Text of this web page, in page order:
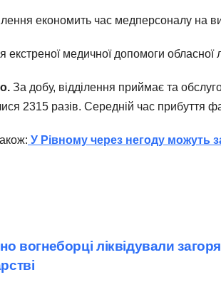
економить час медперсоналу на
екстреної медичної допомоги
За добу, відділення приймає та
2315 разів. Середній час прибуття
У Рівному через негоду можуть
вогнеборці ліквідували